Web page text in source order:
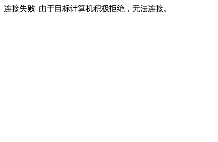
连接失败: 由于目标计算机积极拒绝，无法连接。